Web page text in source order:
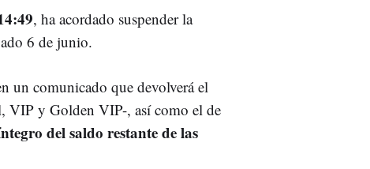
, ha acordado suspender la
6 de junio.
un comunicado que devolverá el
VIP y Golden VIP-, así como el de
del saldo restante de las